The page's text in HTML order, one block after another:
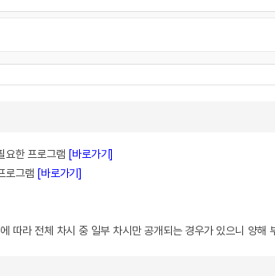
요한 프로그램 [바로가기]
로그램 [바로가기]
따라 전체 차시 중 일부 차시만 공개되는 경우가 있으니 양해